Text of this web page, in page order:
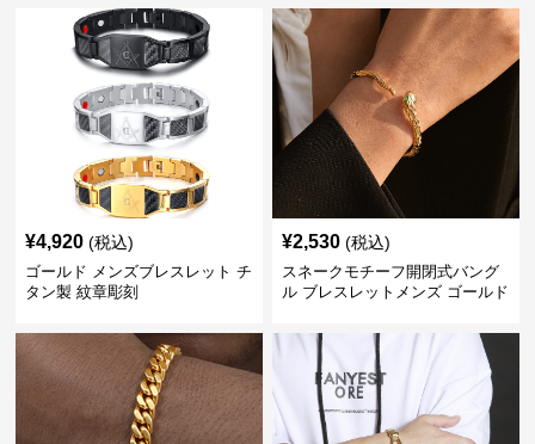
¥4,920 (税込)
ゴールド メンズブレスレット チ
タン製 紋章彫刻
¥2,530 (税込)
スネークモチーフ開閉式バング
ル ブレスレットメンズ ゴールド